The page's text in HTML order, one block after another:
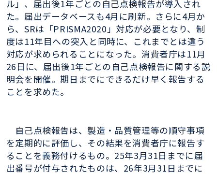
ル」、届出後1年ごとの自己点検報告が導入され
た。届出データベースも4月に刷新。さらに4月か
ら、SRは「PRISMA2020」対応が必要となり、制
度は11年目への突入と同時に、これまでとは違う
対応が求められることになった。消費者庁は11月
26日に、届出後1年ごとの自己点検報告に関する説
明会を開催。期日までにできるだけ早く報告する
ことを求めた。
自己点検報告は、製造・品質管理等の順守事項
を定期的に評価し、その結果を消費者庁に報告す
ることを義務付けるもの。25年3月31日までに届
出番号が付与されたものは、26年3月31日までに